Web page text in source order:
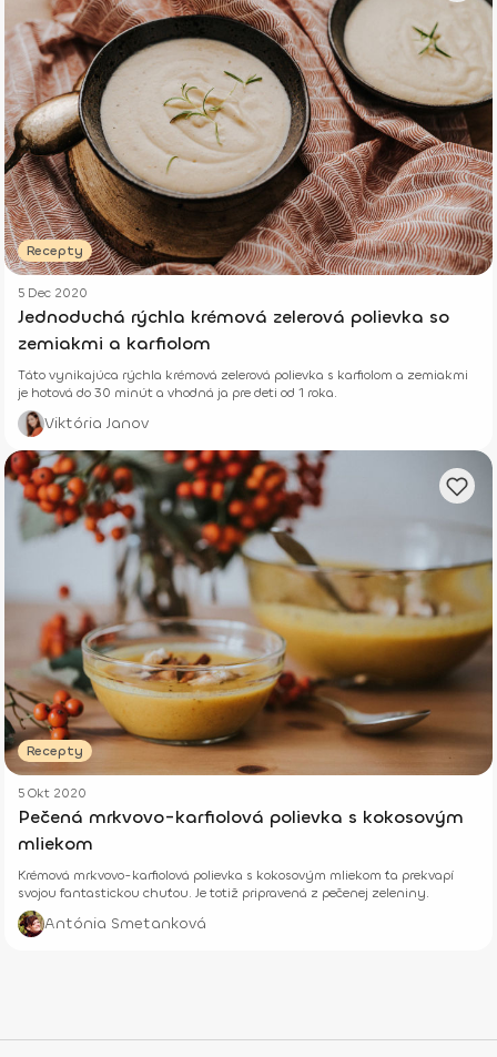
Recepty
5 Dec 2020
Jednoduchá rýchla krémová zelerová polievka so
zemiakmi a karfiolom
Táto vynikajúca rýchla krémová zelerová polievka s karfiolom a zemiakmi
je hotová do 30 minút a vhodná ja pre deti od 1 roka.
Viktória Janov
Recepty
5 Okt 2020
Pečená mrkvovo-karfiolová polievka s kokosovým
mliekom
Krémová mrkvovo-karfiolová polievka s kokosovým mliekom ťa prekvapí
svojou fantastickou chuťou. Je totiž pripravená z pečenej zeleniny.
Antónia Smetanková